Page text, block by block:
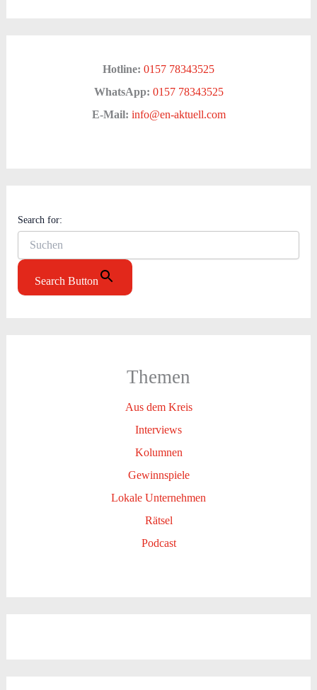
Hotline: 0157 78343525
WhatsApp: 0157 78343525
E-Mail: info@en-aktuell.com
Search for:
Search Button
Themen
Aus dem Kreis
Interviews
Kolumnen
Gewinnspiele
Lokale Unternehmen
Rätsel
Podcast